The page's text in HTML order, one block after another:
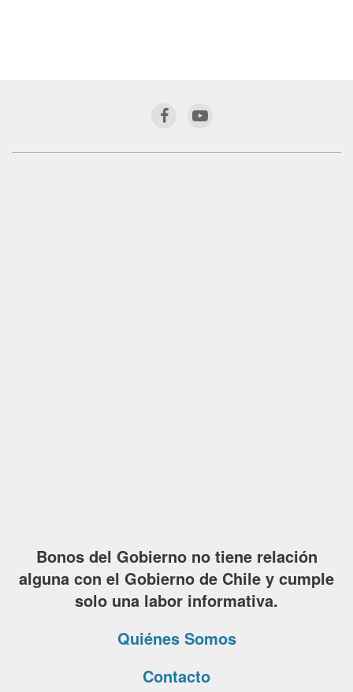
Bonos del Gobierno no tiene relación
alguna con el Gobierno de Chile y cumple
solo una labor informativa.
Quiénes Somos
Contacto